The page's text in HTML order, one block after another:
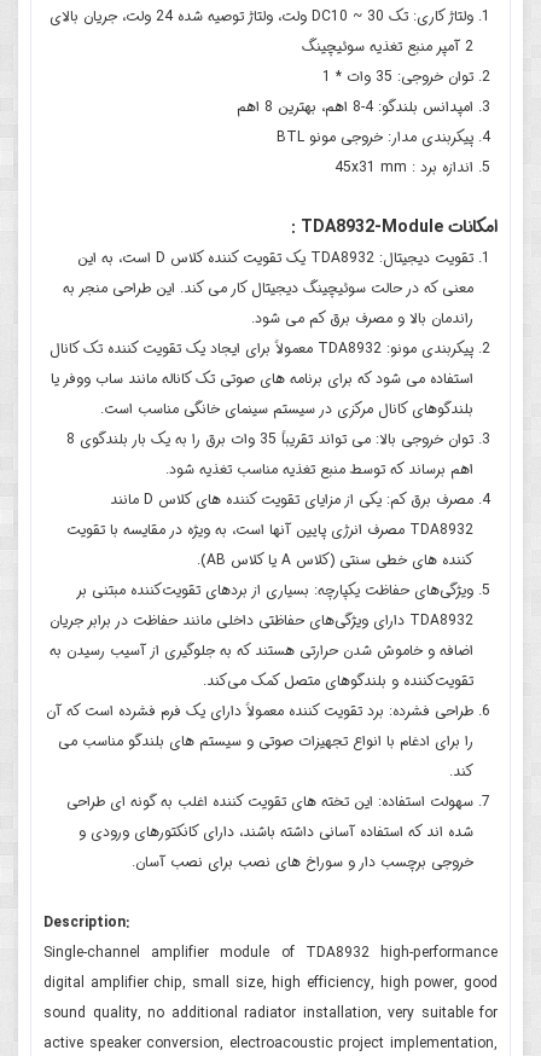
ولتاژ کاری: تک DC10 ~ 30 ولت، ولتاژ توصیه شده 24 ولت، جریان بالای
2 آمپر منبع تغذیه سوئیچینگ
توان خروجی: 35 وات * 1
امپدانس بلندگو: 4-8 اهم، بهترین 8 اهم
پیکربندی مدار: خروجی مونو BTL
اندازه برد : 45x31 mm
امکانات TDA8932-Module :
تقویت دیجیتال: TDA8932 یک تقویت کننده کلاس D است، به این
معنی که در حالت سوئیچینگ دیجیتال کار می کند. این طراحی منجر به
راندمان بالا و مصرف برق کم می شود.
پیکربندی مونو: TDA8932 معمولاً برای ایجاد یک تقویت کننده تک کانال
استفاده می شود که برای برنامه های صوتی تک کاناله مانند ساب ووفر یا
بلندگوهای کانال مرکزی در سیستم سینمای خانگی مناسب است.
توان خروجی بالا: می تواند تقریباً 35 وات برق را به یک بار بلندگوی 8
اهم برساند که توسط منبع تغذیه مناسب تغذیه شود.
مصرف برق کم: یکی از مزایای تقویت کننده های کلاس D مانند
TDA8932 مصرف انرژی پایین آنها است، به ویژه در مقایسه با تقویت
کننده های خطی سنتی (کلاس A یا کلاس AB).
ویژگی‌های حفاظت یکپارچه: بسیاری از بردهای تقویت‌کننده مبتنی بر
TDA8932 دارای ویژگی‌های حفاظتی داخلی مانند حفاظت در برابر جریان
اضافه و خاموش شدن حرارتی هستند که به جلوگیری از آسیب رسیدن به
تقویت‌کننده و بلندگوهای متصل کمک می‌کند.
طراحی فشرده: برد تقویت کننده معمولاً دارای یک فرم فشرده است که آن
را برای ادغام با انواع تجهیزات صوتی و سیستم های بلندگو مناسب می
کند.
سهولت استفاده: این تخته های تقویت کننده اغلب به گونه ای طراحی
شده اند که استفاده آسانی داشته باشند، دارای کانکتورهای ورودی و
خروجی برچسب دار و سوراخ های نصب برای نصب آسان.
Description:
Single-channel amplifier module of TDA8932 high-performance
digital amplifier chip, small size, high efficiency, high power, good
sound quality, no additional radiator installation, very suitable for
active speaker conversion, electroacoustic project implementation,